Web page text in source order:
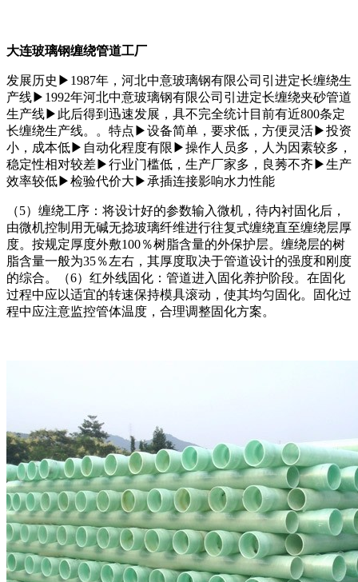
大连玻璃钢缠绕管道工厂
发展历史▶1987年，河北中意玻璃钢有限公司引进定长缠绕生
产线▶1992年河北中意玻璃钢有限公司引进定长缠绕夹砂管道
生产线▶此后得到迅速发展，具不完全统计目前有近800条定
长缠绕生产线。。特点▶设备简单，要求低，方便灵活▶投资
小，成本低▶自动化程度有限▶操作人员多，人为因素较多，
稳定性相对较差▶行业门槛低，生产厂家多，良莠不齐▶生产
效率较低▶检验代价大▶承插连接影响水力性能
（5）缠绕工序：将设计好的参数输入微机，待内衬固化后，
由微机控制用无碱无捻玻璃纤维进行往复式缠绕直至缠绕层厚
度。按规定厚度外敷100％树脂含量的外保护层。缠绕层的树
脂含量一般为35％左右，其厚度取决于管道设计的强度和刚度
的综合。（6）红外线固化：管道进入固化养护阶段。在固化
过程中应以适宜的转速保持模具滚动，使其均匀固化。固化过
程中应注意监控管体温度，合理调整固化方案。